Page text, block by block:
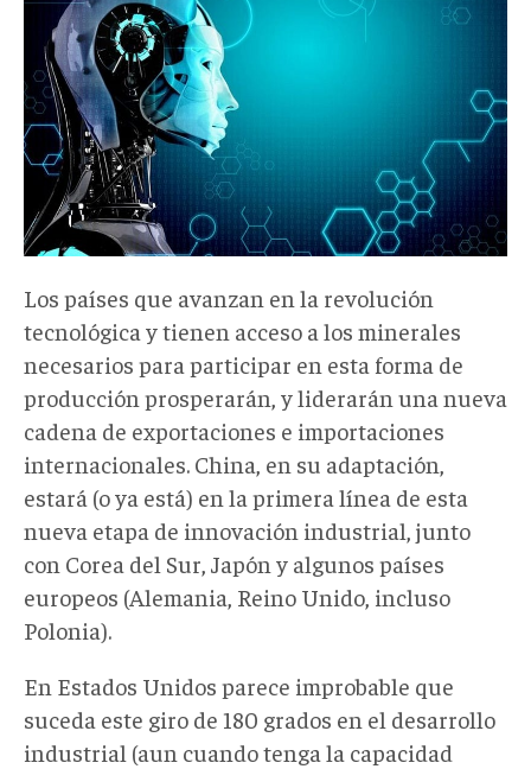
Los países que avanzan en la revolución
tecnológica y tienen acceso a los minerales
necesarios para participar en esta forma de
producción prosperarán, y liderarán una nueva
cadena de exportaciones e importaciones
internacionales. China, en su adaptación,
estará (o ya está) en la primera línea de esta
nueva etapa de innovación industrial, junto
con Corea del Sur, Japón y algunos países
europeos (Alemania, Reino Unido, incluso
Polonia).
En Estados Unidos parece improbable que
suceda este giro de 180 grados en el desarrollo
industrial (aun cuando tenga la capacidad